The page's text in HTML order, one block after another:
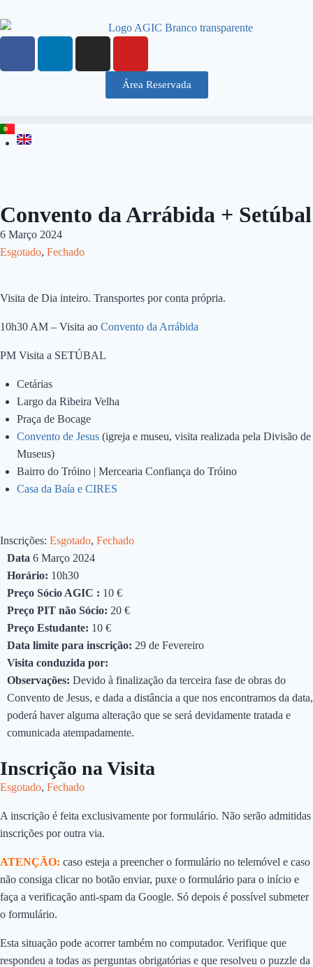
Área Reservada
Convento da Arrábida + Setúbal
6 Março 2024
Esgotado, Fechado
Visita de Dia inteiro. Transportes por conta própria.
10h30 AM – Visita ao Convento da Arrábida
PM Visita a SETÚBAL
Cetárias
Largo da Ribeira Velha
Praça de Bocage
Convento de Jesus (igreja e museu, visita realizada pela Divisão de
Museus)
Bairro do Tróino | Mercearia Confiança do Tróino
Casa da Baía e CIRES
Inscrições: Esgotado, Fechado
Data 6 Março 2024
Horário: 10h30
Preço Sócio AGIC : 10 €
Preço PIT não Sócio: 20 €
Preço Estudante: 10 €
Data limite para inscrição: 29 de Fevereiro
Visita conduzida por:
Observações: Devido à finalização da terceira fase de obras do
Convento de Jesus, e dada a distância a que nos encontramos da data,
poderá haver alguma alteração que se será devidamente tratada e
comunicada atempadamente.
Inscrição na Visita
Esgotado, Fechado
A inscrição é feita exclusivamente por formulário. Não serão admitidas
inscrições por outra via.
ATENÇÃO: caso esteja a preencher o formulário no telemóvel e caso
não consiga clicar no botão enviar, puxe o formulário para o início e
faça a verificação anti-spam da Google. Só depois é possível submeter
o formulário.
Esta situação pode acorrer também no computador. Verifique que
respondeu a todas as perguntas obrigatórias e que resolveu o puzzle da